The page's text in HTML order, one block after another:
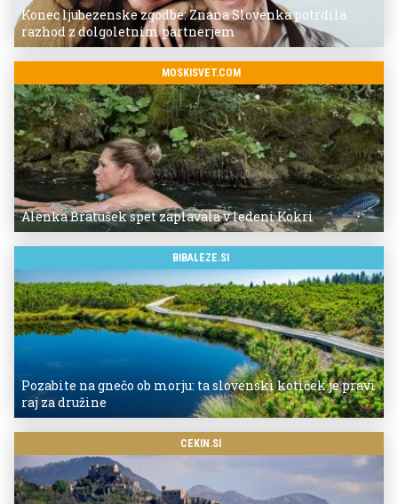
Konec ljubezenske zgodbe: Znana Slovenka potrdila
razhod z dolgoletnim partnerjem
MOSKISVET.COM
Alenka Bratušek spet zaplavala v ledeni Kokri
BIBALEZE.SI
Pozabite na gnečo ob morju: ta slovenski kotiček je pravi
raj za družine
CEKIN.SI